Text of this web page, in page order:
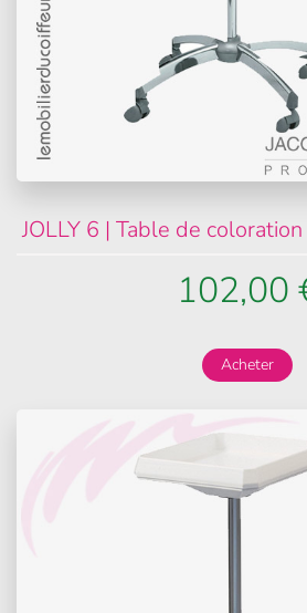
JOLLY 6 | Table de
102,00
Acheter